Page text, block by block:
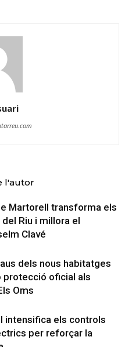
l'autor
Martorell transforma els
Riu i millora el
Clavé
dels nous habitatges
protecció oficial als
Oms
intensifica els controls
per reforçar la